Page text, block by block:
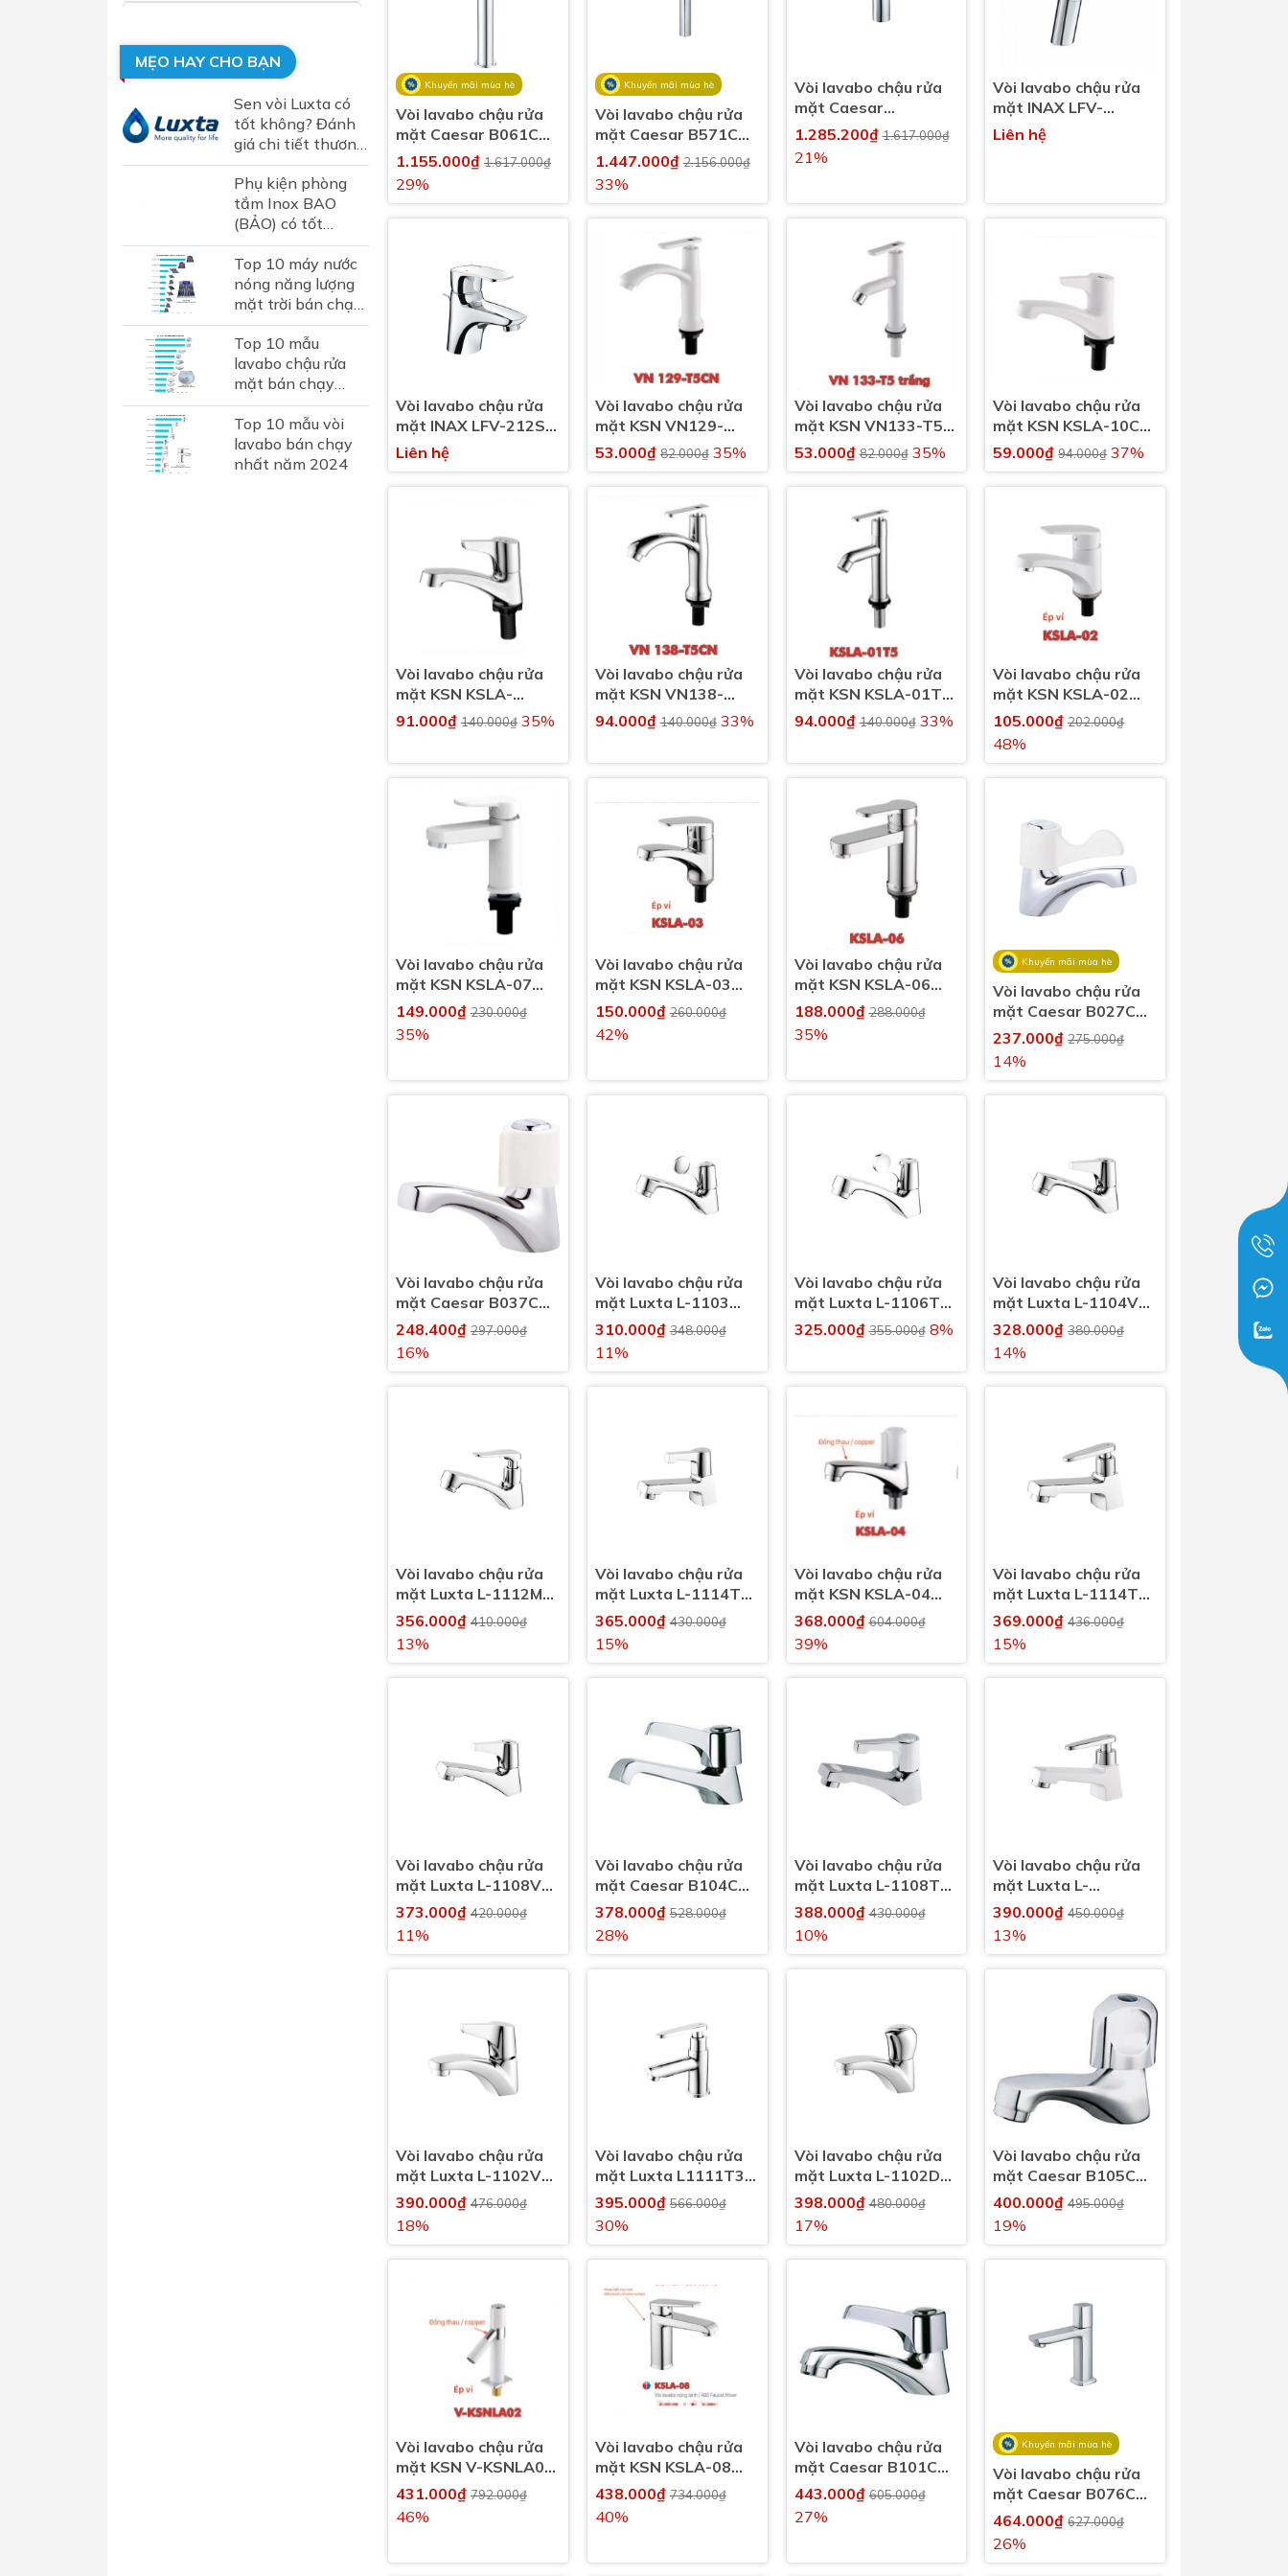
Dịch Vụ Lắp Đặt Bồn Cầu &
Lavabo Lộc Nghi Cần Thơ –
Khuyến mãi mùa hè
Vòi lavabo chậu rửa
mặt Caesar B061CU
nước lạnh cổ cao kèm
nút xả nhấn
1.155.000₫ 1.617.000₫
29%
Khuyến mãi mùa hè
Vòi lavabo chậu rửa
mặt Caesar B571CU
nóng lạnh cổ cao kèm
nút xả nhấn
1.447.000₫2.156.000₫
33%
Vòi lavabo chậu rửa
mặt Caesar
B/BT570CU nóng
lạnh
1.285.200₫1.617.000₫
21%
Vòi lavabo chậu rửa
mặt INAX LFV-
6012SH nóng lạnh cổ
cao (LFV6012SH)
Liên hệ
Vòi lavabo chậu rửa
mặt INAX LFV-212S
nóng lạnh gật gù
(LFV212S)
Liên hệ
Vòi lavabo chậu rửa
mặt KSN VN129-
T5CN nước lạnh
53.000₫82.000₫35%
Vòi lavabo chậu rửa
mặt KSN VN133-T5T
nước lạnh
53.000₫82.000₫35%
Vòi lavabo chậu rửa
mặt KSN KSLA-10CN
nước lạnh
59.000₫94.000₫37%
Vòi lavabo chậu rửa
mặt KSN KSLA-
10CNXI nước lạnh
91.000₫ 140.000₫ 35%
Vòi lavabo chậu rửa
mặt KSN VN138-
T5CN nước lạnh
94.000₫140.000₫33%
Vòi lavabo chậu rửa
mặt KSN KSLA-01T5
nước lạnh
94.000₫140.000₫33%
Vòi lavabo chậu rửa
mặt KSN KSLA-02
nước lạnh
105.000₫202.000₫
48%
Vòi lavabo chậu rửa
mặt KSN KSLA-07
nước lạnh
149.000₫ 230.000₫
35%
Vòi lavabo chậu rửa
mặt KSN KSLA-03
nước lạnh
150.000₫260.000₫
42%
Vòi lavabo chậu rửa
mặt KSN KSLA-06
nước lạnh
188.000₫288.000₫
35%
Khuyến mãi mùa hè
Vòi lavabo chậu rửa
mặt Caesar B027C
nước lạnh
237.000₫275.000₫
14%
Vòi lavabo chậu rửa
mặt Caesar B037C
nước lạnh
248.400₫ 297.000₫
16%
Vòi lavabo chậu rửa
mặt Luxta L-1103
nước lạnh
310.000₫348.000₫
11%
Vòi lavabo chậu rửa
mặt Luxta L-1106T2
nước lạnh
325.000₫355.000₫8%
Vòi lavabo chậu rửa
mặt Luxta L-1104V
nước lạnh
328.000₫380.000₫
14%
Vòi lavabo chậu rửa
mặt Luxta L-1112M
nước lạnh
356.000₫ 410.000₫
13%
Vòi lavabo chậu rửa
mặt Luxta L-1114T1
nước lạnh
365.000₫430.000₫
15%
Vòi lavabo chậu rửa
mặt KSN KSLA-04
nước lạnh
368.000₫604.000₫
39%
Vòi lavabo chậu rửa
mặt Luxta L-1114T3
nước lạnh
369.000₫436.000₫
15%
Vòi lavabo chậu rửa
mặt Luxta L-1108V
nước lạnh
373.000₫ 420.000₫
11%
Vòi lavabo chậu rửa
mặt Caesar B104C
nước lạnh
378.000₫528.000₫
28%
Vòi lavabo chậu rửa
mặt Luxta L-1108T1
nước lạnh
388.000₫430.000₫
10%
Vòi lavabo chậu rửa
mặt Luxta L-
1114WT3 nước lạnh
390.000₫450.000₫
13%
Vòi lavabo chậu rửa
mặt Luxta L-1102V
nước lạnh
390.000₫ 476.000₫
18%
Vòi lavabo chậu rửa
mặt Luxta L1111T3
nước lạnh
395.000₫566.000₫
30%
Vòi lavabo chậu rửa
mặt Luxta L-1102D
nước lạnh
398.000₫480.000₫
17%
Vòi lavabo chậu rửa
mặt Caesar B105C
nước lạnh
400.000₫495.000₫
19%
Vòi lavabo chậu rửa
mặt KSN V-KSNLA02
nước lạnh
431.000₫ 792.000₫
46%
Vòi lavabo chậu rửa
mặt KSN KSLA-08
nóng lạnh
438.000₫734.000₫
40%
Vòi lavabo chậu rửa
mặt Caesar B101C
nước lạnh
443.000₫605.000₫
27%
Khuyến mãi mùa hè
Vòi lavabo chậu rửa
mặt Caesar B076C
nước lạnh
464.000₫627.000₫
26%
lavabo nóng lạnh
Combo Cây sen nóng lạnh Vòi
lavabo nóng lạnh cổ cao
Vòi lavabo nóng lạnh cảm ứng
Vòi lavabo nước lạnh cổ cao
Vòi lavabo nóng lạnh gắn
Vòi lavabo nóng lạnh cổ cao
Vòi lavabo nóng lạnh
Vòi lavabo lạnh
Vòi lavabo nước lạnh cảm ứng
MẸO HAY CHO BẠN
Sen vòi Luxta có
tốt không? Đánh
giá chi tiết thương
hiệu sen vòi Luxta
tại Việt Nam
Phụ kiện phòng
tắm Inox BAO
(BẢO) có tốt
không? Đánh giá
chi tiết thương
hiệu phụ kiện inox
hơn...
Top 10 máy nước
nóng năng lượng
mặt trời bán chạy
nhất 2024
Top 10 mẫu
lavabo chậu rửa
mặt bán chạy
nhất năm 2024
Top 10 mẫu vòi
lavabo bán chạy
nhất năm 2024